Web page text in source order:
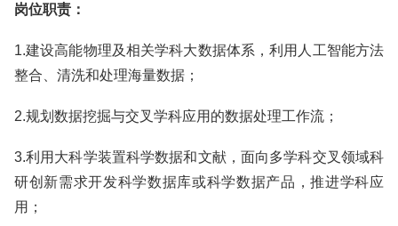
岗位职责：
1.建设高能物理及相关学科大数据体系，利用人工智能方法
整合、清洗和处理海量数据；
2.规划数据挖掘与交叉学科应用的数据处理工作流；
3.利用大科学装置科学数据和文献，面向多学科交叉领域科
研创新需求开发科学数据库或科学数据产品，推进学科应
用；